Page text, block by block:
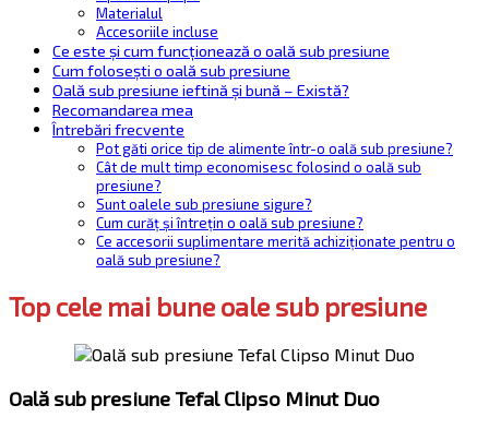
Materialul
Accesoriile incluse
Ce este și cum funcționează o oală sub presiune
Cum folosești o oală sub presiune
Oală sub presiune ieftină și bună – Există?
Recomandarea mea
Întrebări frecvente
Pot găti orice tip de alimente într-o oală sub presiune?
Cât de mult timp economisesc folosind o oală sub
presiune?
Sunt oalele sub presiune sigure?
Cum curăț și întrețin o oală sub presiune?
Ce accesorii suplimentare merită achiziționate pentru o
oală sub presiune?
Top cele mai bune oale sub presiune
Oală sub presiune Tefal Clipso Minut Duo